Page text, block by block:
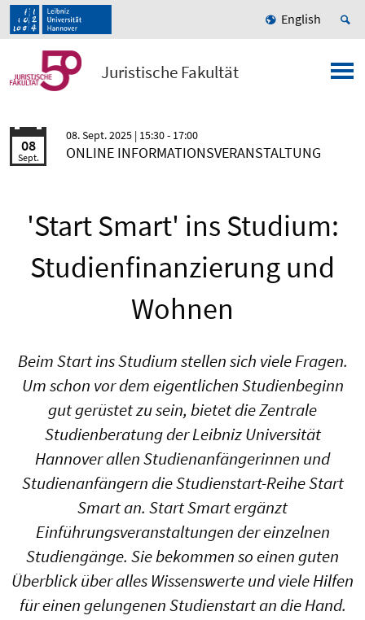
English
Juristische Fakultät
08
Sept.
08. Sept. 2025 | 15:30 - 17:00
ONLINE INFORMATIONSVERANSTALTUNG
'Start Smart' ins Studium:
Studienfinanzierung und
Wohnen
Beim Start ins Studium stellen sich viele Fragen.
Um schon vor dem eigentlichen Studienbeginn
gut gerüstet zu sein, bietet die Zentrale
Studienberatung der Leibniz Universität
Hannover allen Studienanfängerinnen und
Studienanfängern die Studienstart-Reihe Start
Smart an. Start Smart ergänzt
Einführungsveranstaltungen der einzelnen
Studiengänge. Sie bekommen so einen guten
Überblick über alles Wissenswerte und viele Hilfen
für einen gelungenen Studienstart an die Hand.